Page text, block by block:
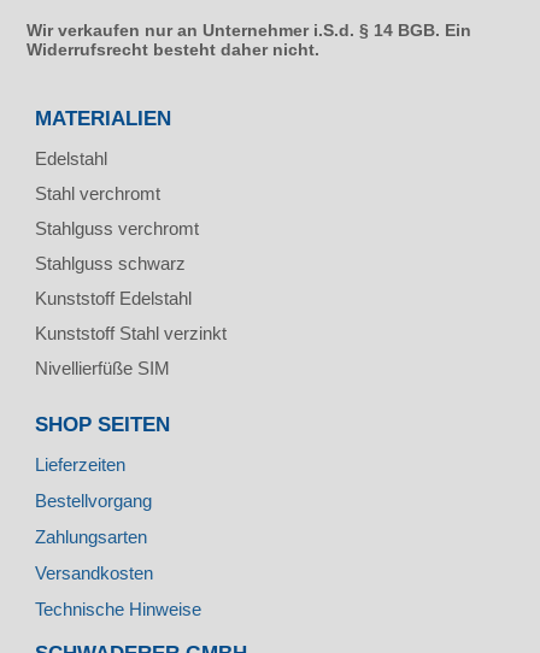
Wir verkaufen nur an Unternehmer i.S.d. § 14 BGB. Ein
Widerrufsrecht besteht daher nicht.
MATERIALIEN
Edelstahl
Stahl verchromt
Stahlguss verchromt
Stahlguss schwarz
Kunststoff Edelstahl
Kunststoff Stahl verzinkt
Nivellierfüße SIM
SHOP SEITEN
Lieferzeiten
Bestellvorgang
Zahlungsarten
Versandkosten
Technische Hinweise